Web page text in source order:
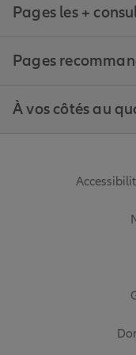
Pages les +
Pages
À vos côtés au